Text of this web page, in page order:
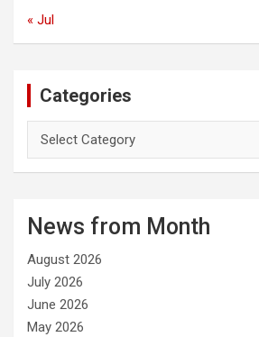
« Jul
Categories
o
i
e
s
News from Month
August 2026
July 2026
June 2026
May 2026